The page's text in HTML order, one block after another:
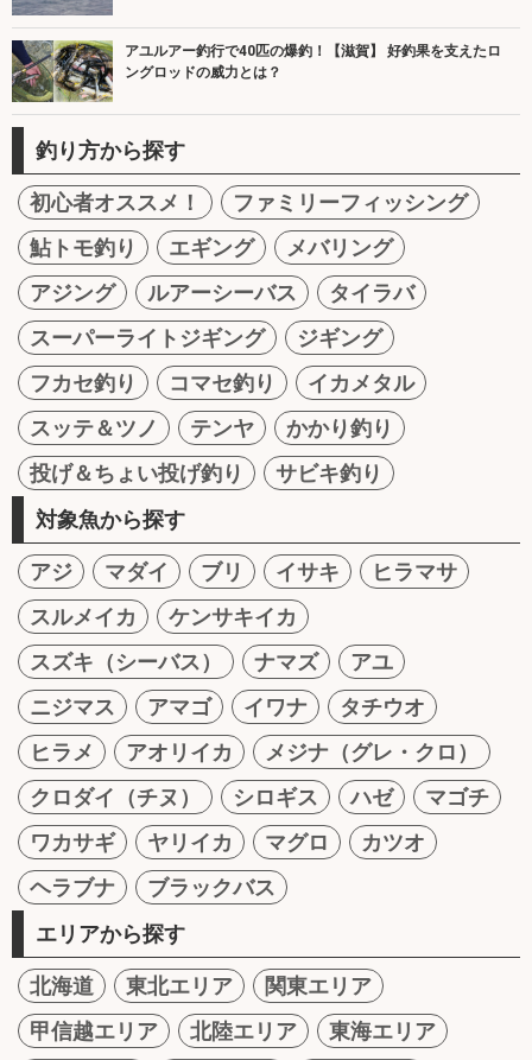
アユルアー釣行で40匹の爆釣！【滋賀】 好釣果を支えたロ
ングロッドの威力とは？
釣り方から探す
初心者オススメ！
ファミリーフィッシング
鮎トモ釣り
エギング
メバリング
アジング
ルアーシーバス
タイラバ
スーパーライトジギング
ジギング
フカセ釣り
コマセ釣り
イカメタル
スッテ＆ツノ
テンヤ
かかり釣り
投げ＆ちょい投げ釣り
サビキ釣り
対象魚から探す
アジ マダイ ブリ イサキ
ヒラマサ
スルメイカ
ケンサキイカ
スズキ（シーバス）
ナマズ
アユ
ニジマス
アマゴ イワナ
タチウオ
ヒラメ
アオリイカ
メジナ（グレ・クロ）
クロダイ（チヌ）
シロギス ハゼ
マゴチ
ワカサギ
ヤリイカ マグロ
カツオ
ヘラブナ
ブラックバス
エリアから探す
北海道 東北エリア
関東エリア
甲信越エリア
北陸エリア
東海エリア